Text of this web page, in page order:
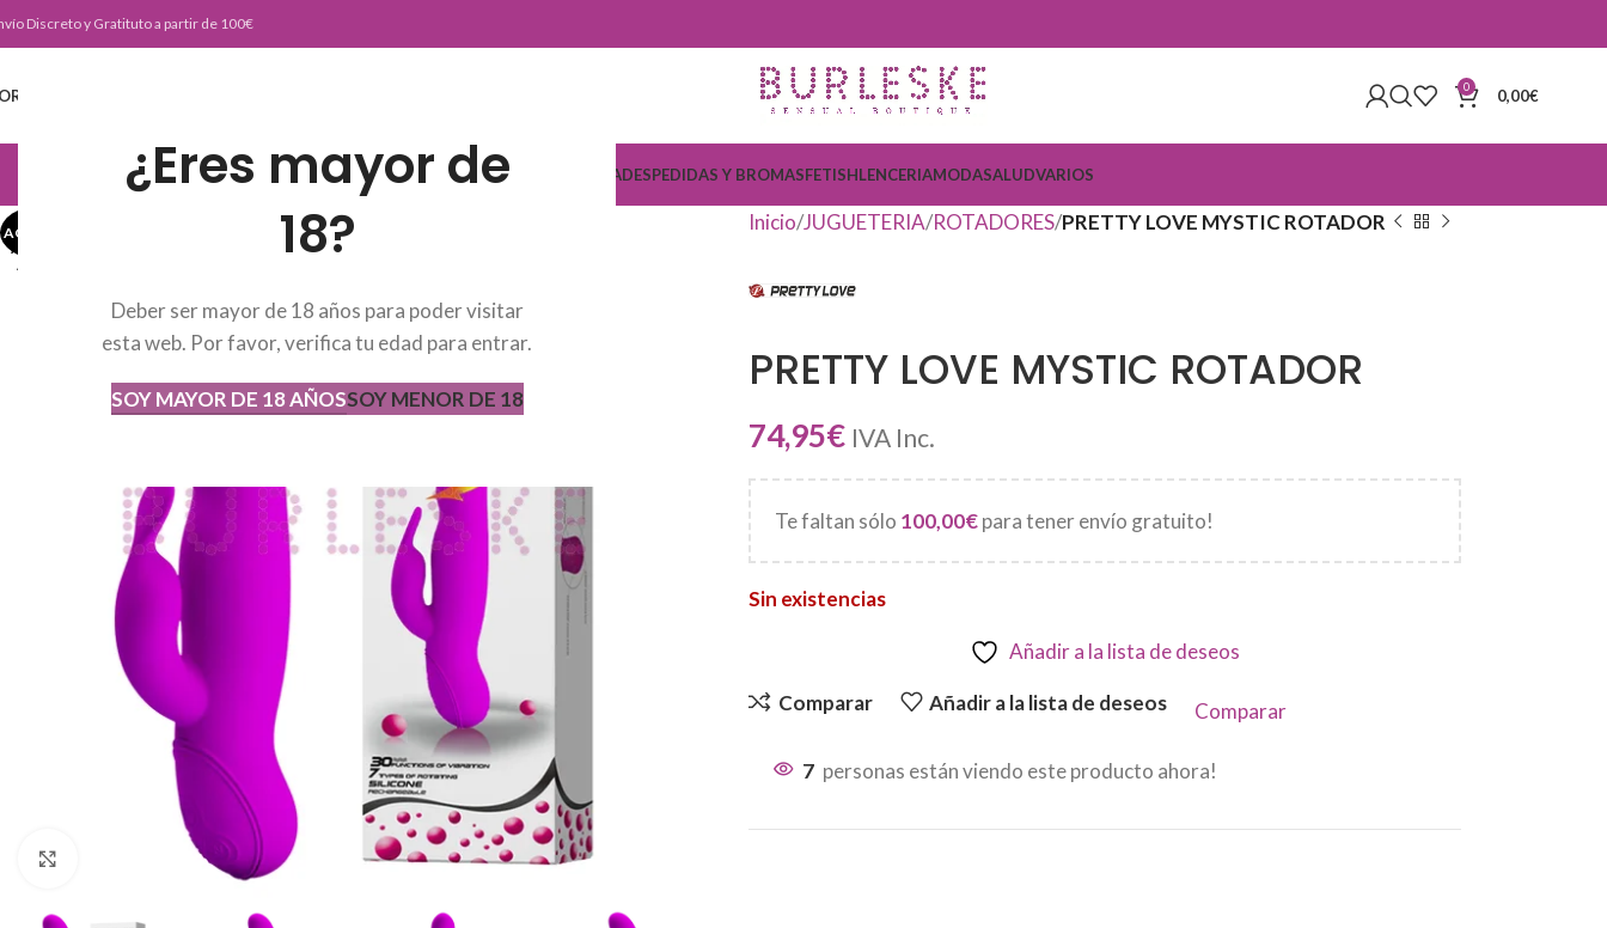
¿Eres mayor de
18?
Deber ser mayor de 18 años para poder visitar
esta web. Por favor, verifica tu edad para entrar.
SOY MAYOR DE 18 AÑOSSOY MENOR DE 18
Discreto y Gratituto a partir de 100€
0 0,00€
JUGUETERIA COSMETICADESPEDIDAS Y BROMASFETISHLENCERIAMODASALUDVARIOS
AGOT
ADO
Haga Click para agrandar
AGOTADO Inicio JUGUETERIA ROTADORES PRETTY LOVE MYSTIC ROTADOR
PRETTY LOVE MYSTIC ROTADOR
74,95€ IVA Inc.
Te faltan sólo 100,00€para tener envío gratuito!
Sin existencias
Añadir a la lista de deseos
Comparar Añadir a la lista de deseos Comparar
7 personas están viendo este producto ahora!